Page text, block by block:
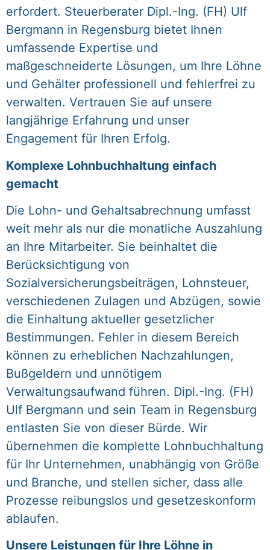
erfordert. Steuerberater Dipl.-Ing. (FH) Ulf
Bergmann in Regensburg bietet Ihnen
umfassende Expertise und
maßgeschneiderte Lösungen, um Ihre Löhne
und Gehälter professionell und fehlerfrei zu
verwalten. Vertrauen Sie auf unsere
langjährige Erfahrung und unser
Engagement für Ihren Erfolg.
Komplexe Lohnbuchhaltung einfach
gemacht
Die Lohn- und Gehaltsabrechnung umfasst
weit mehr als nur die monatliche Auszahlung
an Ihre Mitarbeiter. Sie beinhaltet die
Berücksichtigung von
Sozialversicherungsbeiträgen, Lohnsteuer,
verschiedenen Zulagen und Abzügen, sowie
die Einhaltung aktueller gesetzlicher
Bestimmungen. Fehler in diesem Bereich
können zu erheblichen Nachzahlungen,
Bußgeldern und unnötigem
Verwaltungsaufwand führen. Dipl.-Ing. (FH)
Ulf Bergmann und sein Team in Regensburg
entlasten Sie von dieser Bürde. Wir
übernehmen die komplette Lohnbuchhaltung
für Ihr Unternehmen, unabhängig von Größe
und Branche, und stellen sicher, dass alle
Prozesse reibungslos und gesetzeskonform
ablaufen.
Unsere Leistungen für Ihre Löhne in